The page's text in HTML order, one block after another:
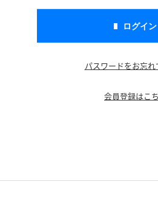
パスワードをお忘れ
会員登録はこ